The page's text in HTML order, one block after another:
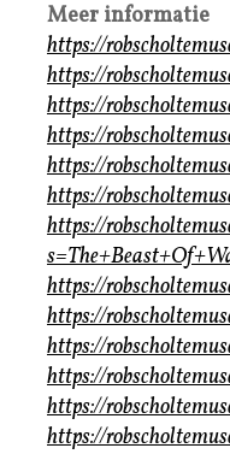
Meer informatie
https://
https://
https://
https://
https://
https://
https://
https://
https://
https://
https://
https://
https://